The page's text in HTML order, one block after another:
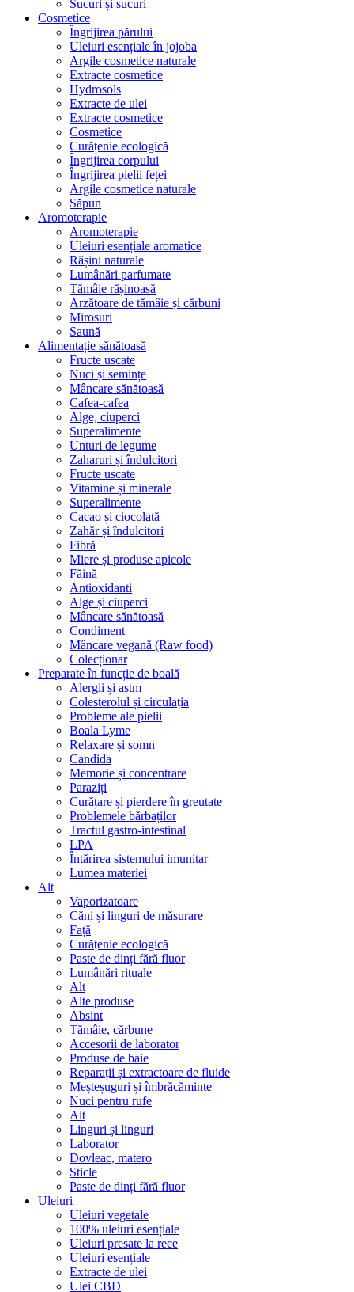
Sucuri și sucuri
Cosmetice
Îngrijirea părului
Uleiuri esențiale în jojoba
Argile cosmetice naturale
Extracte cosmetice
Hydrosols
Extracte de ulei
Extracte cosmetice
Cosmetice
Curățenie ecologică
Îngrijirea corpului
Îngrijirea pielii feței
Argile cosmetice naturale
Săpun
Aromoterapie
Aromoterapie
Uleiuri esențiale aromatice
Rășini naturale
Lumânări parfumate
Tămâie rășinoasă
Arzătoare de tămâie și cărbuni
Mirosuri
Saună
Alimentație sănătoasă
Fructe uscate
Nuci și semințe
Mâncare sănătoasă
Cafea-cafea
Alge, ciuperci
Superalimente
Unturi de legume
Zaharuri și îndulcitori
Fructe uscate
Vitamine și minerale
Superalimente
Cacao și ciocolată
Zahăr și îndulcitori
Fibră
Miere și produse apicole
Făină
Antioxidanti
Alge și ciuperci
Mâncare sănătoasă
Condiment
Mâncare vegană (Raw food)
Colecționar
Preparate în funcție de boală
Alergii și astm
Colesterolul și circulația
Probleme ale pielii
Boala Lyme
Relaxare și somn
Candida
Memorie și concentrare
Paraziți
Curățare și pierdere în greutate
Problemele bărbaților
Tractul gastro-intestinal
LPA
Întărirea sistemului imunitar
Lumea materiei
Alt
Vaporizatoare
Căni și linguri de măsurare
Față
Curățenie ecologică
Paste de dinți fără fluor
Lumânări rituale
Alt
Alte produse
Absint
Tămâie, cărbune
Accesorii de laborator
Produse de baie
Reparații și extractoare de fluide
Meșteșuguri și îmbrăcăminte
Nuci pentru rufe
Alt
Linguri și linguri
Laborator
Dovleac, matero
Sticle
Paste de dinți fără fluor
Uleiuri
Uleiuri vegetale
100% uleiuri esențiale
Uleiuri presate la rece
Uleiuri esențiale
Extracte de ulei
Ulei CBD